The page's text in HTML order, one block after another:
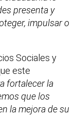
presenta y
impulsar o
Sociales y
este
fortalecer la
que los
la mejora de su